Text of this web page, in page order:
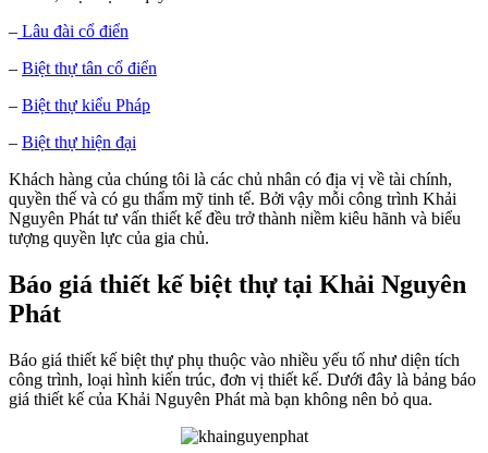
– Lâu đài cổ điển
– Biệt thự tân cổ điển
– Biệt thự kiểu Pháp
– Biệt thự hiện đại
Khách hàng của chúng tôi là các chủ nhân có địa vị về tài chính,
quyền thế và có gu thẩm mỹ tinh tế. Bởi vậy mỗi công trình Khải
Nguyên Phát tư vấn thiết kế đều trở thành niềm kiêu hãnh và biểu
tượng quyền lực của gia chủ.
Báo giá thiết kế biệt thự tại Khải Nguyên
Phát
Báo giá thiết kế biệt thự phụ thuộc vào nhiều yếu tố như diện tích
công trình, loại hình kiến trúc, đơn vị thiết kế. Dưới đây là bảng báo
giá thiết kế của Khải Nguyên Phát mà bạn không nên bỏ qua.